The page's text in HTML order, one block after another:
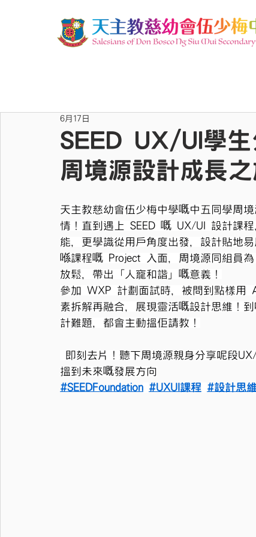
SEED UX/UI學生
周境源設計成長之
6月17日
天主教慈幼會伍少梅中學嘅中五同學周
情！直到遇上 SEED 嘅 UX/UI 設計課
能，更學識從用戶角度出發，設計貼地
喺課程嘅 Project 入面，周境源同組員
放鬆，帶出「人寵和諧」嘅意義！
參加 WXP 計劃面試時，被問到點樣用
素拆解再融合，展現靈活嘅設計思維！
計難題，都會主動搵佢請教！
即刻去片！聽下周境源親身分享呢段
搵到未來嘅發展方向
#SEEDFoundation #UXUI課程 #設計思